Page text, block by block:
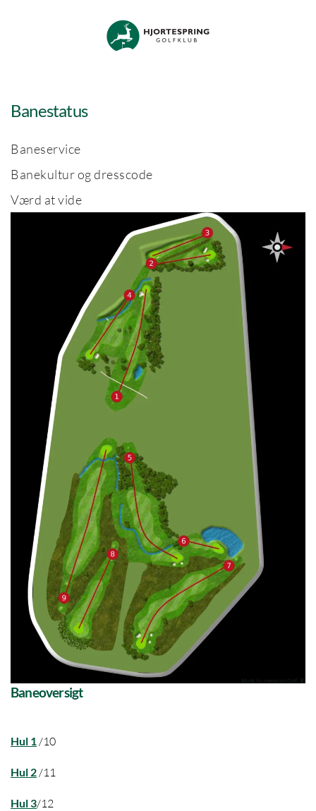
Skip to main content
Banestatus
Baneservice
Banekultur og dresscode
Værd at vide
Baneoversigt
Hul 1 /10
Hul 2 /11
Hul 3/12